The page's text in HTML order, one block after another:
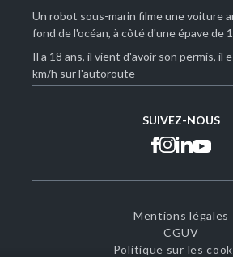
Un robot sous-marin filme une voiture
fond de l'océan, à côté d'une épave de
Il a 18 ans, il vient d'avoir son permis, il
km/h sur l'autoroute
SUIVEZ-NOUS
Mentions légales
CGUV
Politique sur les